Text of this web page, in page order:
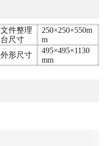
文件整理
台尺寸
250×250×550m
m
外形尺寸
495×495×1130
mm